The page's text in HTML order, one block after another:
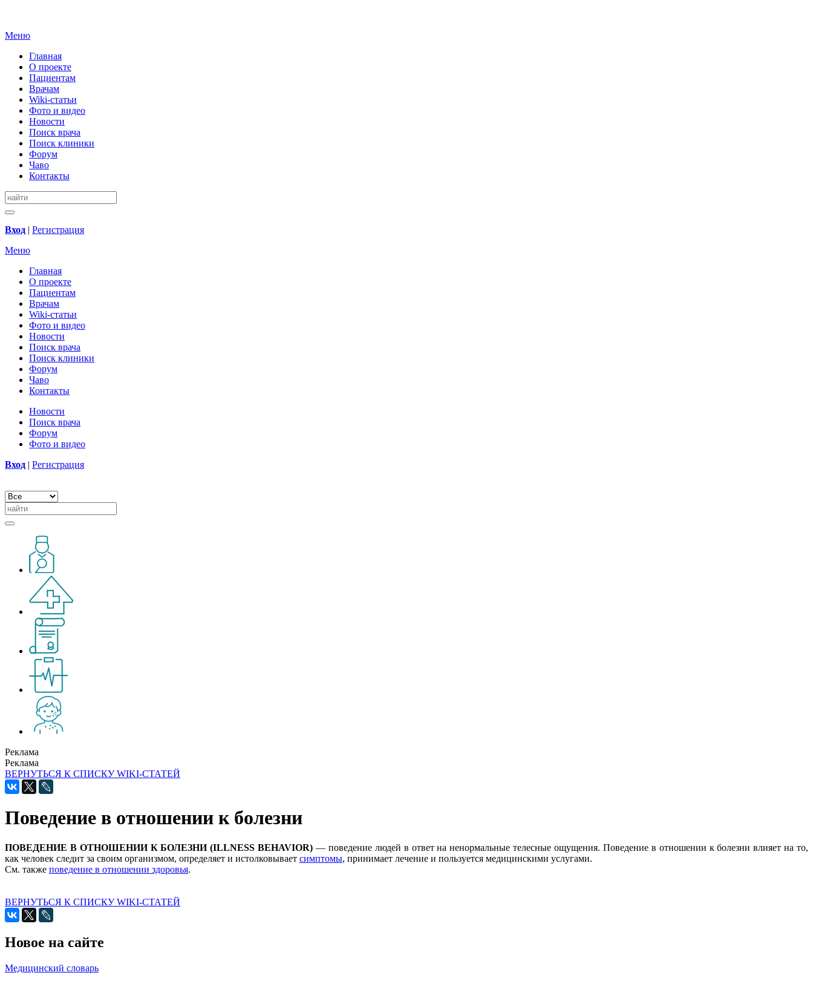
Меню
Главная
О проекте
Пациентам
Врачам
Wiki-статьи
Фото и видео
Новости
Поиск врача
Поиск клиники
Форум
Чаво
Контакты
Вход | Регистрация
Меню
Главная
О проекте
Пациентам
Врачам
Wiki-статьи
Фото и видео
Новости
Поиск врача
Поиск клиники
Форум
Чаво
Контакты
Новости
Поиск врача
Форум
Фото и видео
Вход | Регистрация
Реклама
Реклама
ВЕРНУТЬСЯ К СПИСКУ WIKI-СТАТЕЙ
Поведение в отношении к болезни
ПОВЕДЕНИЕ В ОТНОШЕНИИ К БОЛЕЗНИ (ILLNESS BEHAVIOR) — поведение людей в ответ на ненормальные телесные ощущения. Поведение в отношении к болезни влияет на то,
как человек следит за своим организмом, определяет и истолковывает симптомы, принимает лечение и пользуется медицинскими услугами.
См. также поведение в отношении здоровья.
ВЕРНУТЬСЯ К СПИСКУ WIKI-СТАТЕЙ
Новое на сайте
Медицинский словарь